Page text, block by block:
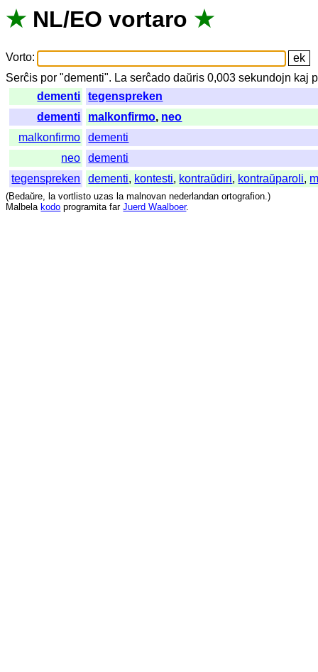
★ NL/EO vortaro ★
Vorto:
Serĉis por "dementi". La serĉado daŭris 0,003sekundojn kaj
dementi
tegenspreken
dementi
malkonfirmo, neo
malkonfirmo
dementi
neo
dementi
tegenspreken
dementi, kontesti, kontraŭdiri, kontraŭparoli,
(Bedaŭre, la vortlisto uzas la malnovan nederlandan ortografion.)
Malbela kodo programita far Juerd Waalboer.